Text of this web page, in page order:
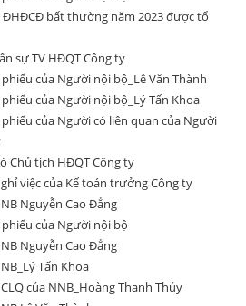
ĐHĐCĐ bất thường năm 2023 được tổ
sự TV HĐQT Công ty
của Người nội bộ_Lê Văn Thành
của Người nội bộ_Lý Tấn Khoa
của Người có liên quan của Người
Chủ tịch HĐQT Công ty
việc của Kế toán trưởng Công ty
Nguyễn Cao Đẳng
của Người nội bộ
Nguyễn Cao Đẳng
Tấn Khoa
của NNB_Hoàng Thanh Thủy